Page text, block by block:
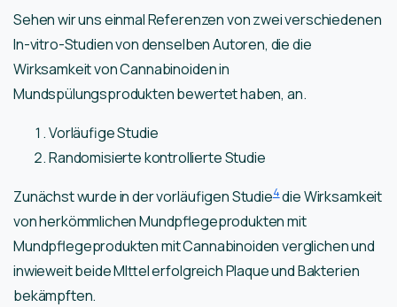
Sehen wir uns einmal Referenzen von zwei verschiedenen
In-vitro-Studien von denselben Autoren, die die
Wirksamkeit von Cannabinoiden in
Mundspülungsprodukten bewertet haben, an.
Vorläufige Studie
Randomisierte kontrollierte Studie
Zunächst wurde in der vorläufigen Studie4die Wirksamkeit
von herkömmlichen Mundpflegeprodukten mit
Mundpflegeprodukten mit Cannabinoiden verglichen und
inwieweit beide MIttel erfolgreich Plaque und Bakterien
bekämpften.